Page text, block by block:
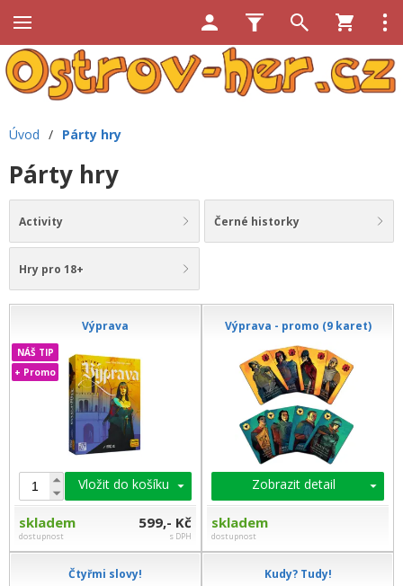
Úvod / Párty hry
Párty hry
Activity Černé historky
Hry pro 18+
Výprava
NÁŠ TIP
+ Promo
Vložit do košíku
skladem
dostupnost
599,- Kč
s DPH
Výprava - promo (9 karet)
Zobrazit detail
skladem
dostupnost
Čtyřmi slovy! Kudy? Tudy!